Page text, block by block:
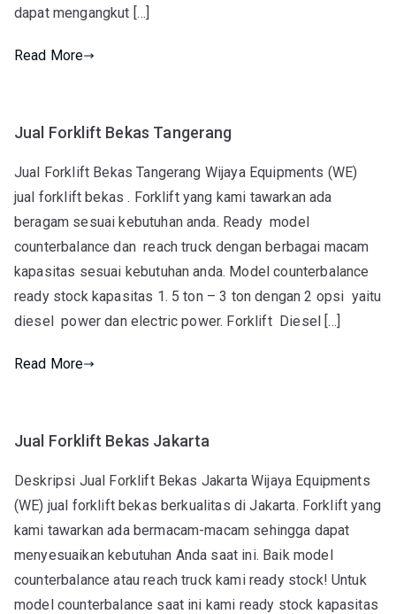
dapat mengangkut […]
Read More
Jual Forklift Bekas Tangerang
Jual Forklift Bekas Tangerang Wijaya Equipments (WE)
jual forklift bekas . Forklift yang kami tawarkan ada
beragam sesuai kebutuhan anda. Ready model
counterbalance dan reach truck dengan berbagai macam
kapasitas sesuai kebutuhan anda. Model counterbalance
ready stock kapasitas 1. 5 ton – 3 ton dengan 2 opsi yaitu
diesel power dan electric power. Forklift Diesel […]
Read More
Jual Forklift Bekas Jakarta
Deskripsi Jual Forklift Bekas Jakarta Wijaya Equipments
(WE) jual forklift bekas berkualitas di Jakarta. Forklift yang
kami tawarkan ada bermacam-macam sehingga dapat
menyesuaikan kebutuhan Anda saat ini. Baik model
counterbalance atau reach truck kami ready stock! Untuk
model counterbalance saat ini kami ready stock kapasitas